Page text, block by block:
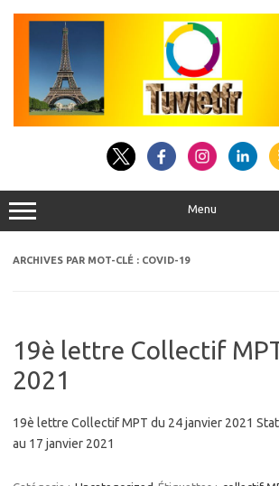
Menu
ARCHIVES PAR MOT-CLÉ : COVID-19
19è lettre Collectif
2021
19è lettre Collectif MPT du 24 janvier 2021
au 17 janvier 2021